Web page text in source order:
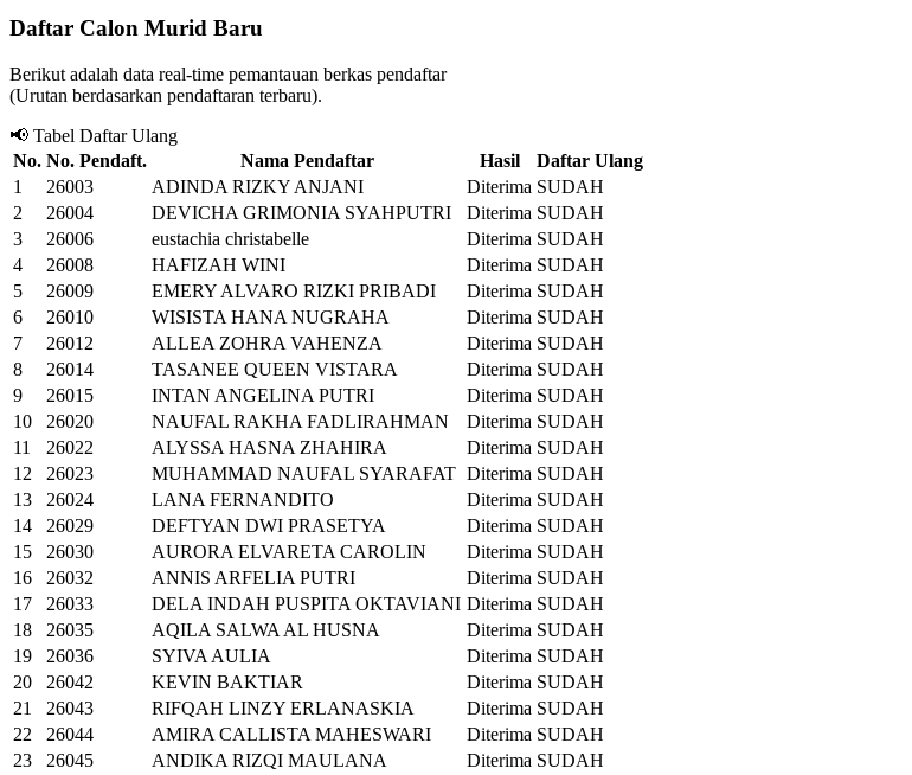
Daftar Calon Murid Baru
Berikut adalah data real-time pemantauan berkas pendaftar
(Urutan berdasarkan pendaftaran terbaru).
📢 Tabel Daftar Ulang
No. No. Pendaft. Nama Pendaftar Hasil
Daftar Ulang
1
26003 ADINDA RIZKY ANJANI Diterima SUDAH
2
26004 DEVICHA GRIMONIA SYAHPUTRI Diterima SUDAH
3
26006 eustachia christabelle Diterima SUDAH
4
26008 HAFIZAH WINI Diterima SUDAH
5
26009 EMERY ALVARO RIZKI PRIBADI Diterima SUDAH
6
26010 WISISTA HANA NUGRAHA Diterima SUDAH
7
26012 ALLEA ZOHRA VAHENZA Diterima SUDAH
8
26014 TASANEE QUEEN VISTARA Diterima SUDAH
9
26015 INTAN ANGELINA PUTRI Diterima SUDAH
10
26020 NAUFAL RAKHA FADLIRAHMAN Diterima SUDAH
11
26022 ALYSSA HASNA ZHAHIRA Diterima SUDAH
12
26023 MUHAMMAD NAUFAL SYARAFAT Diterima SUDAH
13
26024 LANA FERNANDITO Diterima SUDAH
14
26029 DEFTYAN DWI PRASETYA Diterima SUDAH
15
26030 AURORA ELVARETA CAROLIN Diterima SUDAH
16
26032 ANNIS ARFELIA PUTRI Diterima SUDAH
17
26033 DELA INDAH PUSPITA OKTAVIANI Diterima SUDAH
18
26035 AQILA SALWA AL HUSNA Diterima SUDAH
19
26036 SYIVA AULIA Diterima SUDAH
20
26042 KEVIN BAKTIAR Diterima SUDAH
21
26043 RIFQAH LINZY ERLANASKIA Diterima SUDAH
22
26044 AMIRA CALLISTA MAHESWARI Diterima SUDAH
23
26045 ANDIKA RIZQI MAULANA Diterima SUDAH